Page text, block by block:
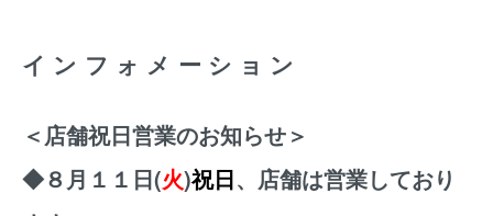
インフォメーション
＜店舗祝日営業のお知らせ＞
◆８月１１日(火)祝日、店舗は営業しており